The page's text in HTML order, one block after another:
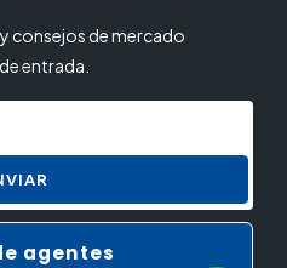
consejos de mercado
entrada.
agentes